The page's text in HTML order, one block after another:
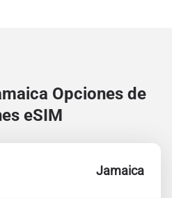
Opciones de
eSIM
Jamaica